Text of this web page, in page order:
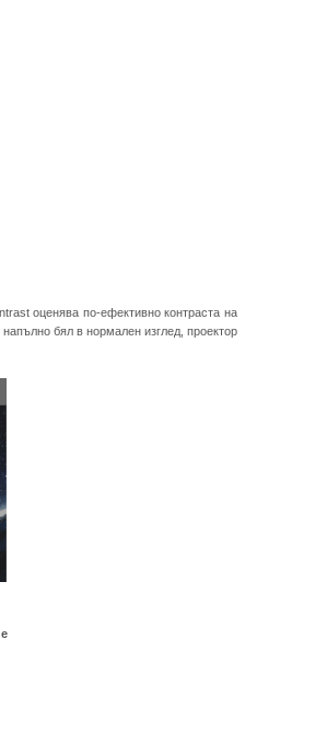
оценява по-ефективно контраста на
бял в нормален изглед, проектор